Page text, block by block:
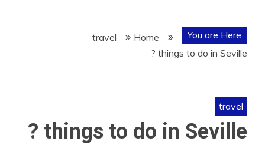
You are Here
Home
travel
things to do in Seville ?
travel
things to do in Seville ?